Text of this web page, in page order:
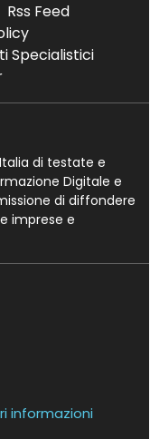
Rss Feed
Specialistici
di testate e
Digitale e
di diffondere
imprese e
informazioni